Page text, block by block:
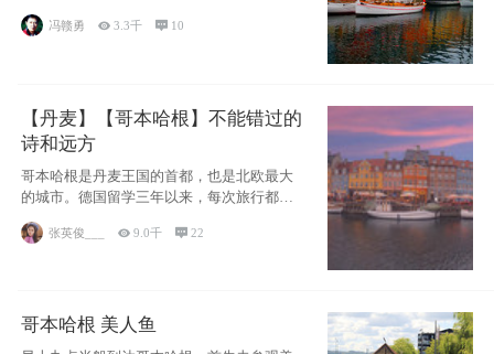
些国家因
冯赣勇 3.3千  10
【丹麦】【哥本哈根】不能错过的
诗和远方
哥本哈根是丹麦王国的首都，也是北欧最大
的城市。德国留学三年以来，每次旅行都是
张英俊___ 9.0千 22
哥本哈根 美人鱼